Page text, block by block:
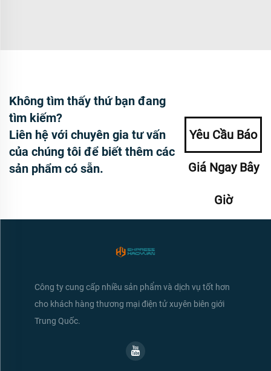
Không tìm thấy thứ bạn đang
tìm kiếm?
Liên hệ với chuyên gia tư vấn
của chúng tôi để biết thêm các
sản phẩm có sẵn.
Yêu Cầu Báo
Giá Ngay Bây
Giờ
Công ty cung cấp nhiều sản phẩm và dịch vụ tốt hơn
cho khách hàng thương mại điện tử xuyên biên giới
Trung Quốc.